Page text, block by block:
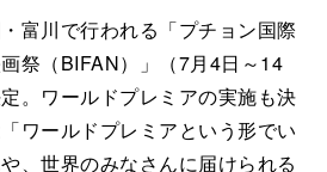
富川で行われる「プチョン国際
祭（BIFAN）」（7月4日～14
。ワールドプレミアの実施も決
ワールドプレミアという形でい
、世界のみなさんに届けられる